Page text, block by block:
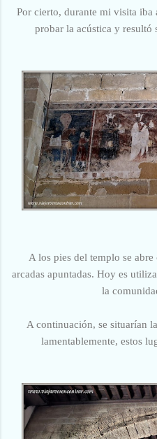
Por cierto, durante mi visita iba
probar la acústica y resultó
A los pies del templo se
arcadas apuntadas. Hoy es
la
A continuación, se situarían
lamentablemente, estos